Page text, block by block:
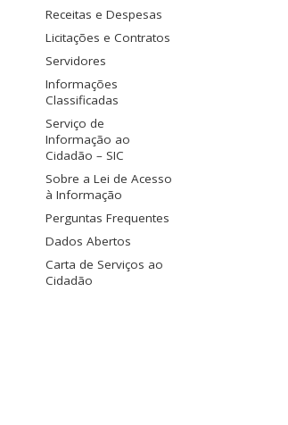
Receitas e Despesas
Licitações e Contratos
Servidores
Informações
Classificadas
Serviço de
Informação ao
Cidadão – SIC
Sobre a Lei de Acesso
à Informação
Perguntas Frequentes
Dados Abertos
Carta de Serviços ao
Cidadão